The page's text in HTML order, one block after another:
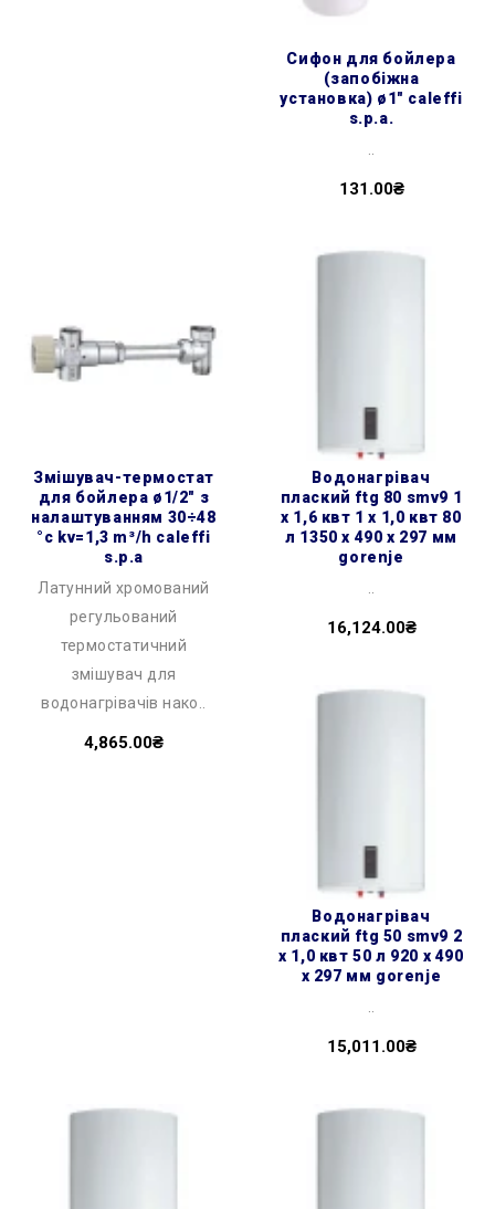
сифон для бойлера
(запобіжна
установка) ø1″ caleffi
s.p.a.
131.00₴
змішувач-термостат
для бойлера ø1/2″ з
налаштуванням 30÷48
°c kv=1,3 m³/h caleffi
s.p.a
Латунний хромований
регульований
термостатичний
змішувач для
водонагрівачів нако..
4,865.00₴
водонагрівач
плаский ftg 80 smv9 1
х 1,6 квт 1 х 1,0 квт 80
л 1350 x 490 x 297 мм
gorenje
16,124.00₴
водонагрівач
плаский ftg 50 smv9 2
х 1,0 квт 50 л 920 x 490
x 297 мм gorenje
15,011.00₴